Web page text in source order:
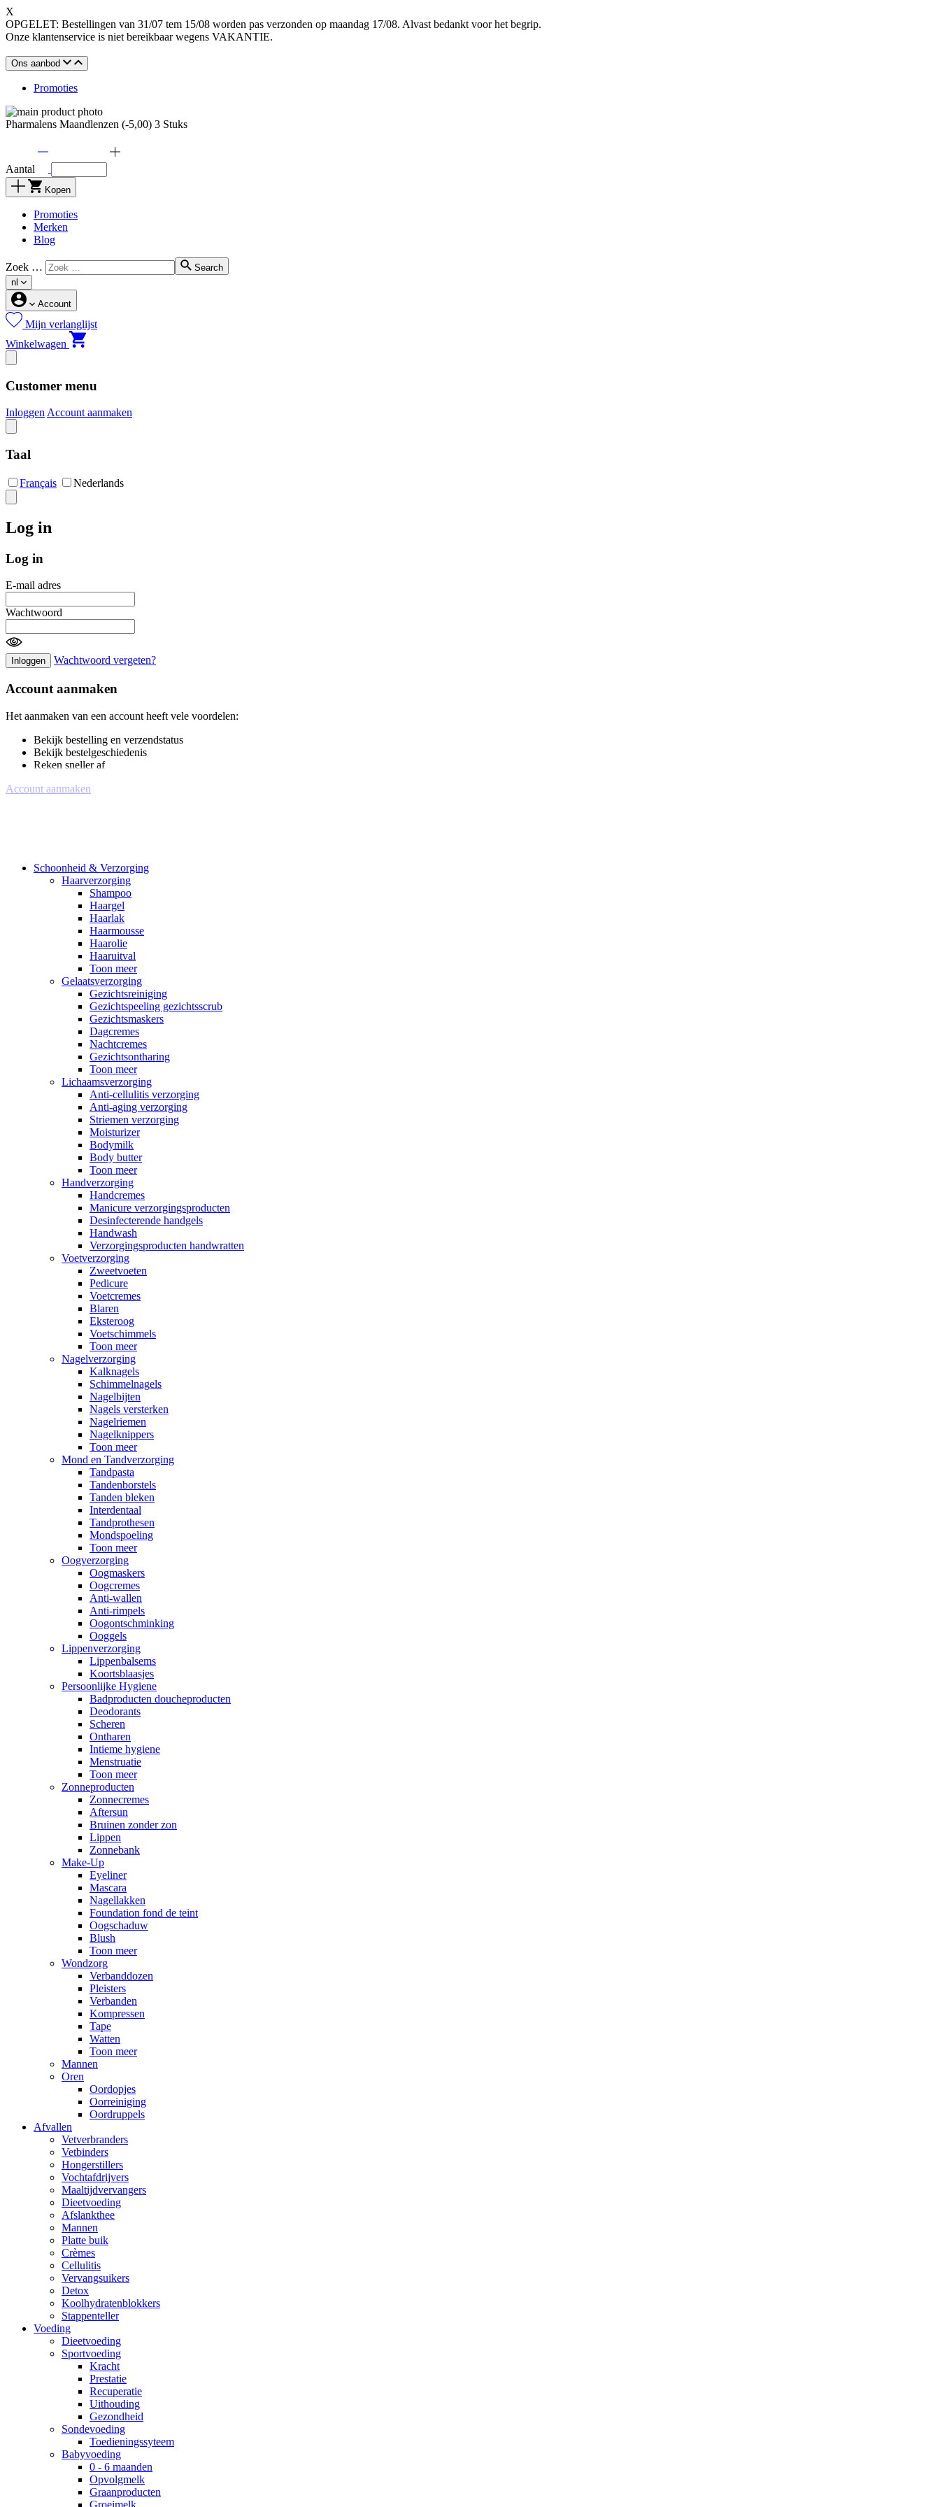
X
OPGELET: Bestellingen van 31/07 tem 15/08 worden pas verzonden op maandag 17/08. Alvast bedankt voor het begrip.
Onze klantenservice is niet bereikbaar wegens VAKANTIE.
Ons aanbod
Promoties
Pharmalens Maandlenzen (-5,00) 3 Stuks
Aantal
Kopen
Promoties
Merken
Blog
Zoek …
Search
nl
Account
Mijn verlanglijst
Winkelwagen
Customer menu
InloggenAccount aanmaken
Taal
Français Nederlands
Log in
Log in
E-mail adres
Wachtwoord
Inloggen Wachtwoord vergeten?
Account aanmaken
Het aanmaken van een account heeft vele voordelen:
Bekijk bestelling en verzendstatus
Bekijk bestelgeschiedenis
Reken sneller af
Account aanmaken
Schoonheid & Verzorging
Haarverzorging
Shampoo
Haargel
Haarlak
Haarmousse
Haarolie
Haaruitval
Toon meer
Gelaatsverzorging
Gezichtsreiniging
Gezichtspeeling gezichtsscrub
Gezichtsmaskers
Dagcremes
Nachtcremes
Gezichtsontharing
Toon meer
Lichaamsverzorging
Anti-cellulitis verzorging
Anti-aging verzorging
Striemen verzorging
Moisturizer
Bodymilk
Body butter
Toon meer
Handverzorging
Handcremes
Manicure verzorgingsproducten
Desinfecterende handgels
Handwash
Verzorgingsproducten handwratten
Voetverzorging
Zweetvoeten
Pedicure
Voetcremes
Blaren
Eksteroog
Voetschimmels
Toon meer
Nagelverzorging
Kalknagels
Schimmelnagels
Nagelbijten
Nagels versterken
Nagelriemen
Nagelknippers
Toon meer
Mond en Tandverzorging
Tandpasta
Tandenborstels
Tanden bleken
Interdentaal
Tandprothesen
Mondspoeling
Toon meer
Oogverzorging
Oogmaskers
Oogcremes
Anti-wallen
Anti-rimpels
Oogontschminking
Ooggels
Lippenverzorging
Lippenbalsems
Koortsblaasjes
Persoonlijke Hygiene
Badproducten doucheproducten
Deodorants
Scheren
Ontharen
Intieme hygiene
Menstruatie
Toon meer
Zonneproducten
Zonnecremes
Aftersun
Bruinen zonder zon
Lippen
Zonnebank
Make-Up
Eyeliner
Mascara
Nagellakken
Foundation fond de teint
Oogschaduw
Blush
Toon meer
Wondzorg
Verbanddozen
Pleisters
Verbanden
Kompressen
Tape
Watten
Toon meer
Mannen
Oren
Oordopjes
Oorreiniging
Oordruppels
Afvallen
Vetverbranders
Vetbinders
Hongerstillers
Vochtafdrijvers
Maaltijdvervangers
Dieetvoeding
Afslankthee
Mannen
Platte buik
Crèmes
Cellulitis
Vervangsuikers
Detox
Koolhydratenblokkers
Stappenteller
Voeding
Dieetvoeding
Sportvoeding
Kracht
Prestatie
Recuperatie
Uithouding
Gezondheid
Sondevoeding
Toedieningssyteem
Babyvoeding
0 - 6 maanden
Opvolgmelk
Graanproducten
Groeimelk